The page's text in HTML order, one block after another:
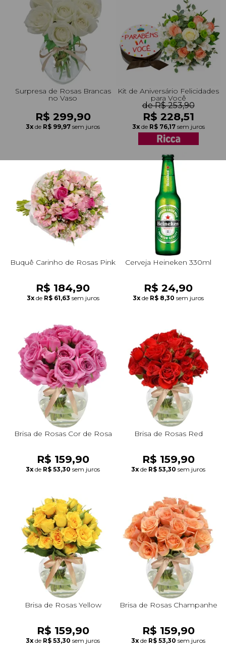
Surpresa de Rosas Brancas
no Vaso
R$ 299,90
3x de R$ 99,97 sem juros
Kit de Aniversário Felicidades
para Você
de R$ 253,90
R$ 228,51
3x de R$ 76,17 sem juros
Buquê Carinho de Rosas Pink
R$ 184,90
3x de R$ 61,63 sem juros
Cerveja Heineken 330ml
R$ 24,90
3x de R$ 8,30 sem juros
Brisa de Rosas Cor de Rosa
R$ 159,90
3x de R$ 53,30 sem juros
Brisa de Rosas Red
R$ 159,90
3x de R$ 53,30 sem juros
Brisa de Rosas Yellow
R$ 159,90
3x de R$ 53,30 sem juros
Brisa de Rosas Champanhe
R$ 159,90
3x de R$ 53,30 sem juros